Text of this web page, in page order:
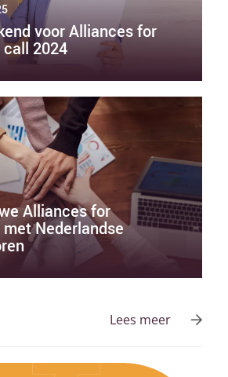
voor Alliances for
2024
Alliances for
Nederlandse
Lees meer